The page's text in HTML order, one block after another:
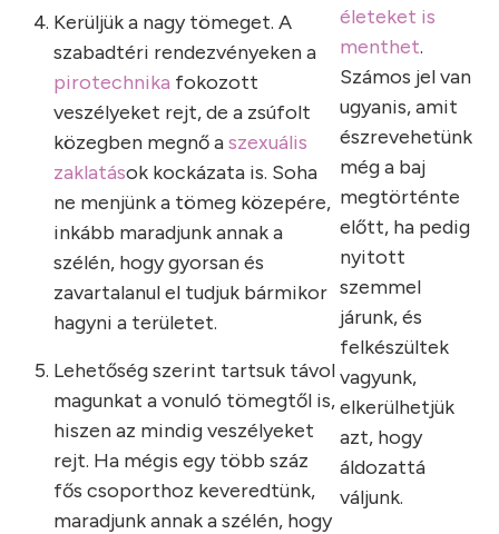
életeket is
menthet.
Számos jel van
ugyanis, amit
észrevehetünk
még a baj
megtörténte
előtt, ha pedig
nyitott
szemmel
járunk, és
felkészültek
vagyunk,
elkerülhetjük
azt, hogy
áldozattá
váljunk.
Kerüljük a nagy tömeget. A
szabadtéri rendezvényeken a
pirotechnika fokozott
veszélyeket rejt, de a zsúfolt
közegben megnő aszexuális
zaklatások kockázata is. Soha
ne menjünk a tömeg közepére,
inkább maradjunk annak a
szélén, hogy gyorsan és
zavartalanul el tudjuk bármikor
hagyni a területet.
Lehetőség szerint tartsuk távol
magunkat a vonuló tömegtől is,
hiszen az mindig veszélyeket
rejt. Ha mégis egy több száz
fős csoporthoz keveredtünk,
maradjunk annak a szélén, hogy